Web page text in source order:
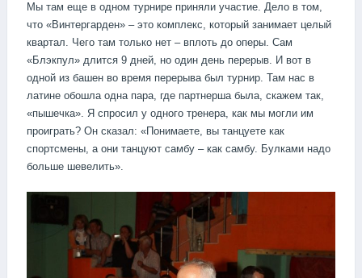
Мы там еще в одном турнире приняли участие. Дело в том,
что «Винтергарден» – это комплекс, который занимает целый
квартал. Чего там только нет – вплоть до оперы. Сам
«Блэкпул» длится 9 дней, но один день перерыв. И вот в
одной из башен во время перерыва был турнир. Там нас в
латине обошла одна пара, где партнерша была, скажем так,
«пышечка». Я спросил у одного тренера, как мы могли им
проиграть? Он сказал: «Понимаете, вы танцуете как
спортсмены, а они танцуют самбу – как самбу. Булками надо
больше шевелить».